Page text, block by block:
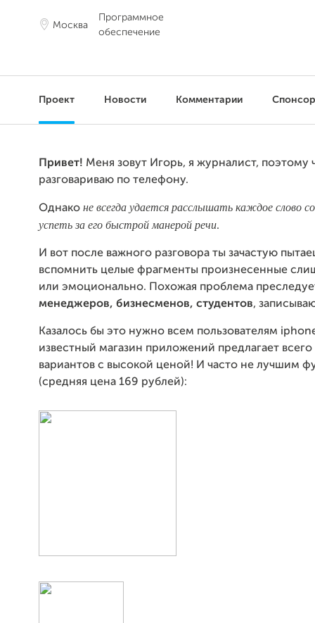
Москва
Программное
обеспечение
Проект Новости Комментарии
Привет! Меня зовут Игорь, я журналист, поэтому
разговариваю по телефону.
Однако не всегда удается расслышать каждое слово
успеть за его быстрой манерой речи.
И вот после важного разговора ты зачастую
вспомнить целые фрагменты произнесенные
или эмоционально. Похожая проблема
менеджеров, бизнесменов, студентов,
Казалось бы это нужно всем пользователям
известный магазин приложений предлагает всего
вариантов с высокой ценой! И часто не лучшим
(средняя цена 169 рублей):